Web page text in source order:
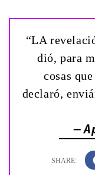
“LA
dió, para
cosas
declaró,
—